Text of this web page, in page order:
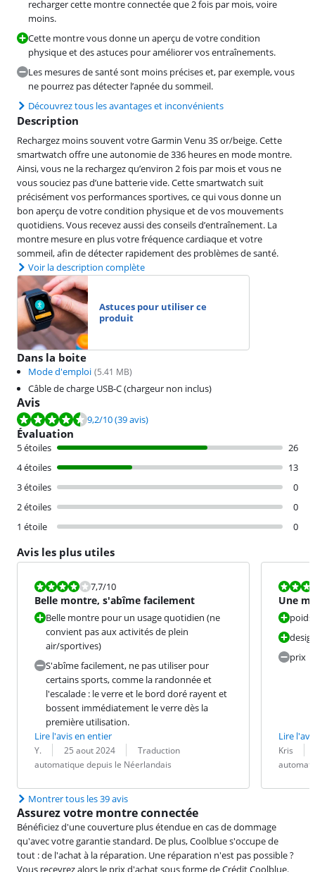
recharger cette montre connectée que 2 fois par mois, voire
moins.
Cette montre vous donne un aperçu de votre condition
physique et des astuces pour améliorer vos entraînements.
Les mesures de santé sont moins précises et, par exemple, vous
ne pourrez pas détecter l’apnée du sommeil.
Découvrez tous les avantages et inconvénients
Description
Rechargez moins souvent votre Garmin Venu 3S or/beige. Cette
smartwatch offre une autonomie de 336 heures en mode montre.
Ainsi, vous ne la rechargez qu’environ 2 fois par mois et vous ne
vous souciez pas d’une batterie vide. Cette smartwatch suit
précisément vos performances sportives, ce qui vous donne un
bon aperçu de votre condition physique et de vos mouvements
quotidiens. Vous recevez aussi des conseils d’entraînement. La
montre mesure en plus votre fréquence cardiaque et votre
sommeil, afin de détecter rapidement des problèmes de santé.
Voir la description complète
Astuces pour utiliser ce
produit
Dans la boite
Mode d'emploi (5.41 MB)
Câble de charge USB-C (chargeur non inclus)
Avis
La note est de 9,2 sur 10, basée sur 39 avis.
9,2/10(39 avis)
Évaluation
5 étoiles
26
4 étoiles
13
3 étoiles
0
2 étoiles
0
1 étoile
0
Avis les plus utiles
La note est 7,7 sur 10.
7,7/10
Belle montre, s'abîme facilement
Belle montre pour un usage quotidien (ne
convient pas aux activités de plein
air/sportives)
S'abîme facilement, ne pas utiliser pour
certains sports, comme la randonnée et
l'escalade : le verre et le bord doré rayent et
bossent immédiatement le verre dès la
première utilisation.
Lire l'avis en entier
Évaluation par :
Y.
Date : 25 aout 2024
Traduction :
Traduction
automatique depuis le Néerlandais
La note est
Une
usage
poids
prix
Lire
Évaluation
Kris
Date :
Traduction :
Montrer tous les 39 avis
Assurez votre montre connectée
Bénéficiez d'une couverture plus étendue en cas de dommage
qu'avec votre garantie standard. De plus, Coolblue s'occupe de
tout : de l'achat à la réparation. Une réparation n'est pas possible ?
Vous recevrez alors le prix d'achat sous forme de Crédit Coolblue.